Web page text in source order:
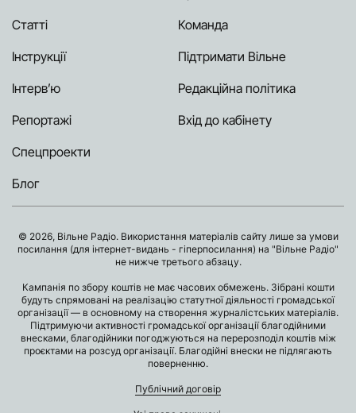
Статті
Інструкції
Інтерв’ю
Репортажі
Спецпроекти
Блог
Команда
Підтримати Вільне
Редакційна політика
Вхід до кабінету
© 2026, Вільне Радіо. Використання матеріалів сайту лише за умови
посилання (для інтернет-видань - гіперпосилання) на "Вільне Радіо"
не нижче третього абзацу.
Кампанія по збору коштів не має часових обмежень. Зібрані кошти
будуть спрямовані на реалізацію статутної діяльності громадської
організації — в основному на створення журналістських матеріалів.
Підтримуючи активності громадської організації благодійними
внесками, благодійники погоджуються на перерозподіл коштів між
проєктами на розсуд організації. Благодійні внески не підлягають
поверненню.
Публічний договір